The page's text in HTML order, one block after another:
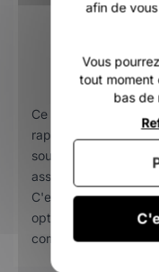
pour un
de 2 ans
Ce mât se distingue
rapide lors des
souplesse dans le
assure une longévité
C'est le choix idéal
optimiser le
compromis sur la
afin de
Vous
tout moment
bas de